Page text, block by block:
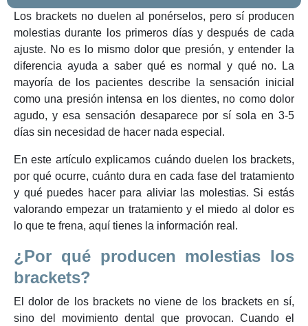
Los brackets no duelen al ponérselos, pero sí producen
molestias durante los primeros días y después de cada
ajuste. No es lo mismo dolor que presión, y entender la
diferencia ayuda a saber qué es normal y qué no. La
mayoría de los pacientes describe la sensación inicial
como una presión intensa en los dientes, no como dolor
agudo, y esa sensación desaparece por sí sola en 3-5
días sin necesidad de hacer nada especial.
En este artículo explicamos cuándo duelen los brackets,
por qué ocurre, cuánto dura en cada fase del tratamiento
y qué puedes hacer para aliviar las molestias. Si estás
valorando empezar un tratamiento y el miedo al dolor es
lo que te frena, aquí tienes la información real.
¿Por qué producen molestias los
brackets?
El dolor de los brackets no viene de los brackets en sí,
sino del movimiento dental que provocan. Cuando el